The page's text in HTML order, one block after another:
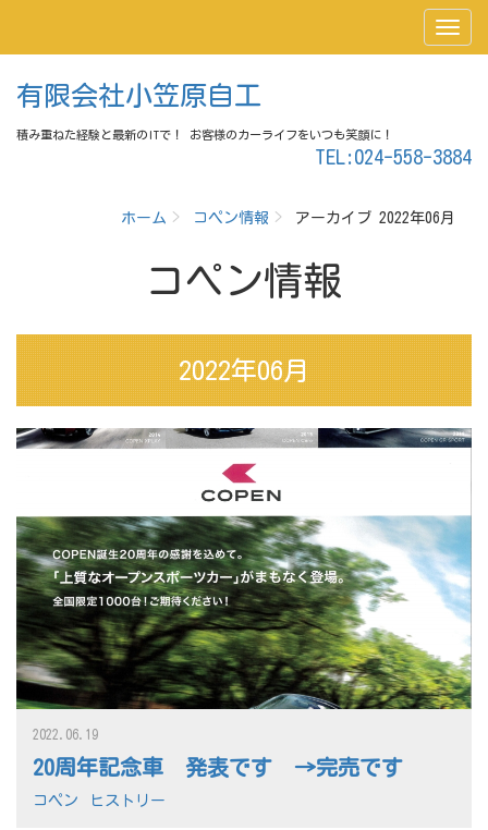
有限会社小笠原自工
積み重ねた経験と最新のITで！ お客様のカーライフをいつも笑顔に！
TEL:024-558-3884
ホーム コペン情報 アーカイブ 2022年06月
コペン情報
2022年06月
20周年記念車 発表です →完売です
2022.06.19
コペン ヒストリー